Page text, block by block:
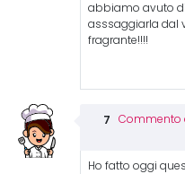
abbiamo avuto
asssaggiarla dal
fragrante!!!!
Commento
Ho fatto oggi